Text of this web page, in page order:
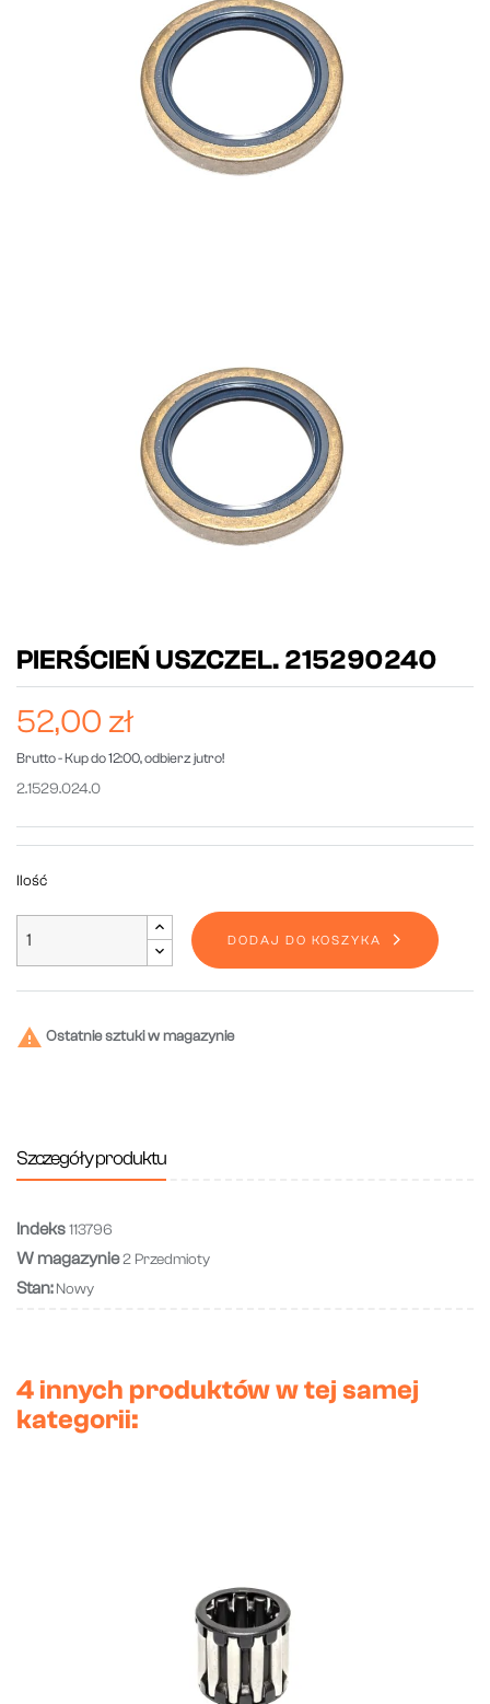
PIERŚCIEŃ USZCZEL. 215290240
52,00 zł
Brutto- Kup do 12:00, odbierz jutro!
2.1529.024.0
Ilość
DODAJ DO KOSZYKA
 Ostatnie sztuki w magazynie
Szczegóły produktu
Indeks113796
W magazynie2 Przedmioty
Stan: Nowy
4 innych produktów w tej samej
kategorii: